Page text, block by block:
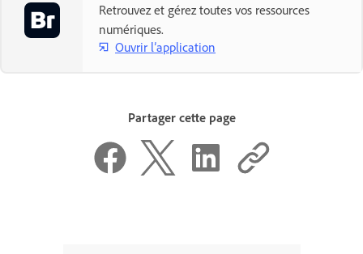
Retrouvez et gérez toutes vos ressources
numériques.
Ouvrir l’application
Partager cette page